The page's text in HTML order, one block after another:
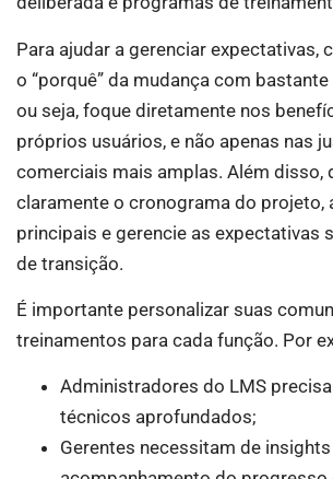
Para ajudar a gerenciar expectativas,
o “porquê” da mudança com
ou seja, foque diretamente nos
próprios usuários, e não apenas nas
comerciais mais amplas. Além disso,
claramente o cronograma do projeto,
principais e gerencie as expectativas
de transição.
É importante personalizar suas
treinamentos para cada função. Por
Administradores do LMS
técnicos aprofundados;
Gerentes necessitam de